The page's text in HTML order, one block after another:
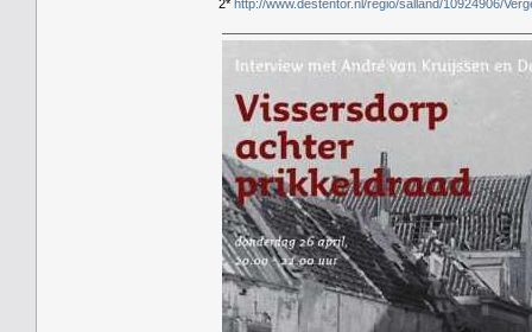
2* http://www.destentor.nl/regio/salland/10924906/